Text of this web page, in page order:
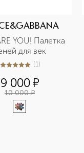
YOU! Палетка
для век
5из 51 (1)
9 000¤
10 000 ¤